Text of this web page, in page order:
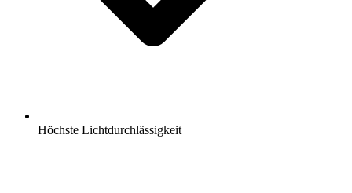
Höchste Lichtdurchlässigkeit